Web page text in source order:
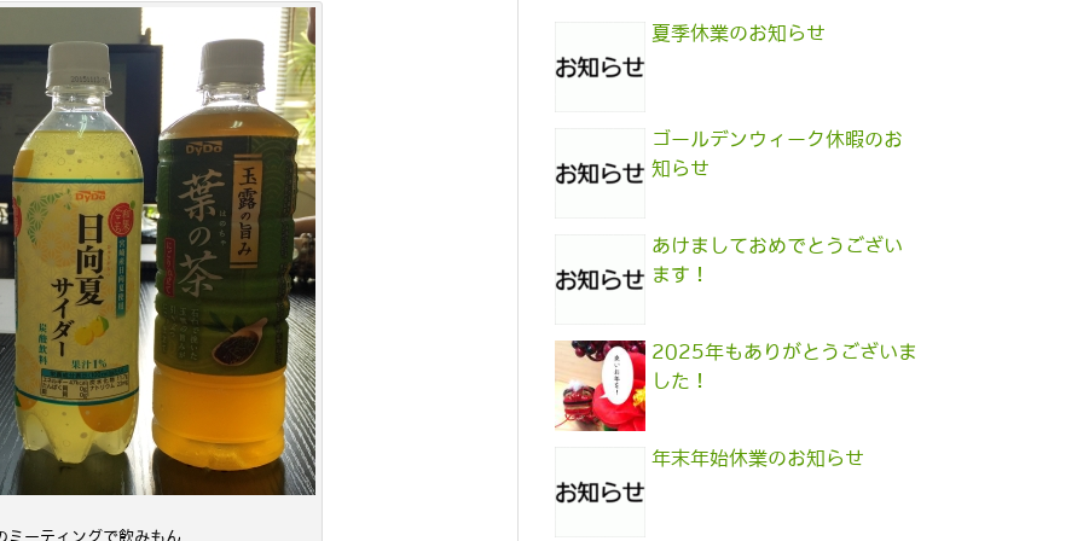
ミーティングで飲みもん
夏季休業のお知らせ
ゴールデンウィーク休暇のお
知らせ
あけましておめでとうござい
ます！
2025年もありがとうございま
した！
年末年始休業のお知らせ